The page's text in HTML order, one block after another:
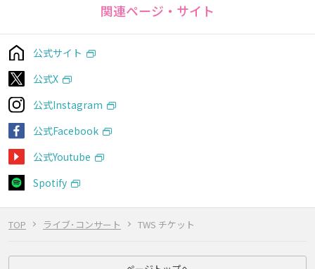
TOP ライブ･コンサート TWS チケット
関連ページ・サイト
公式サイト
公式X
公式Instagram
公式Facebook
公式Youtube
Spotify